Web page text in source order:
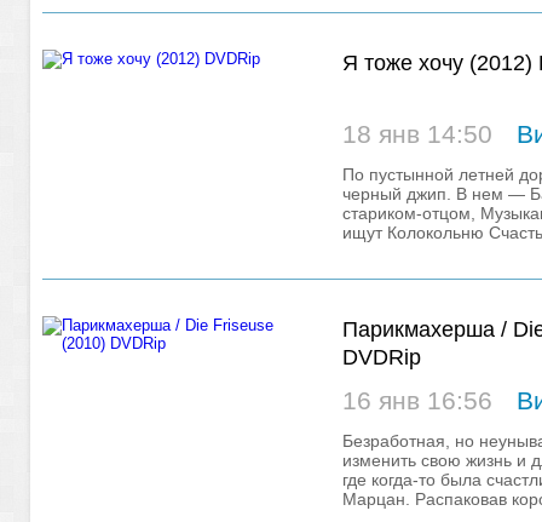
Я тоже хочу (2012)
18 янв 14:50
По пустынной летней
черный джип. В нем —
стариком-отцом,
ищут Колокольню
Парикмахерша /
DVDRip
16 янв 16:56
Безработная, но
изменить свою жизнь и
где когда-то была
Марцан. Распаковав